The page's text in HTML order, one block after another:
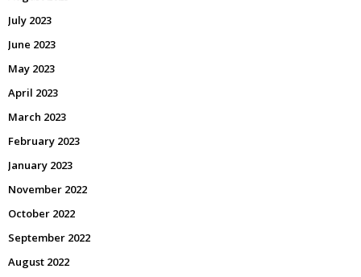
July 2023
June 2023
May 2023
April 2023
March 2023
February 2023
January 2023
November 2022
October 2022
September 2022
August 2022